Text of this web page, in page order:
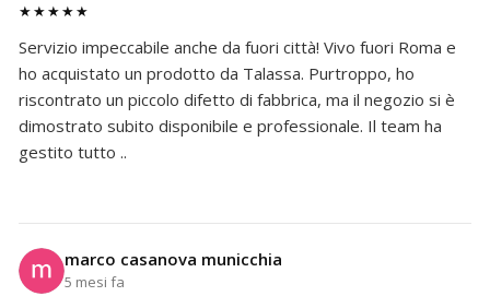
★★★★★
Servizio impeccabile anche da fuori città! Vivo fuori Roma e
ho acquistato un prodotto da Talassa. Purtroppo, ho
riscontrato un piccolo difetto di fabbrica, ma il negozio si è
dimostrato subito disponibile e professionale. Il team ha
gestito tutto ..
marco casanova municchia
5 mesi fa